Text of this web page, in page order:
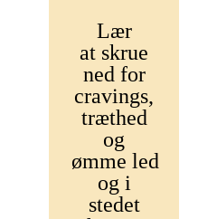
Lær
at skrue
ned for
cravings,
træthed
og
ømme led
og i
stedet